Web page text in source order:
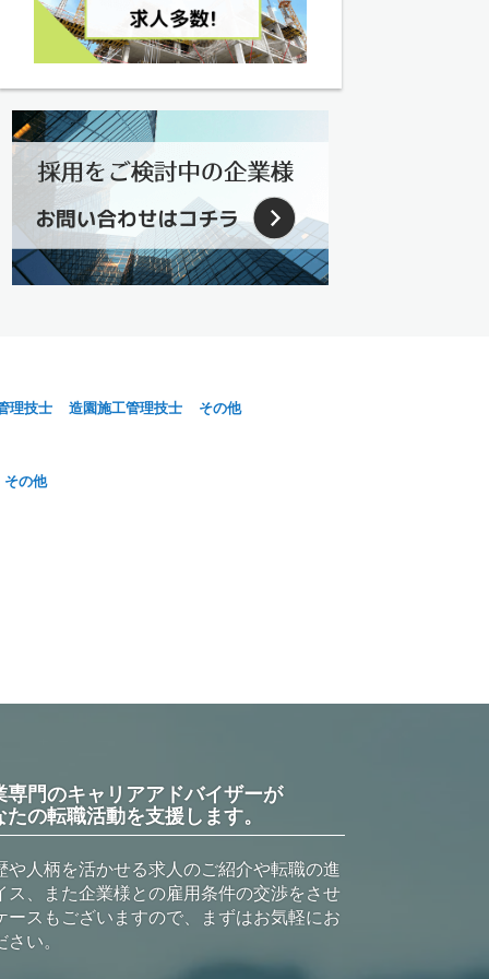
理技士 造園施工管理技士 その他
その他
専門のキャリアアドバイザーが
たの転職活動を支援します。
や人柄を活かせる求人のご紹介や転職の進
ス、また企業様との雇用条件の交渉をさせ
ースもございますので、まずはお気軽にお
い。